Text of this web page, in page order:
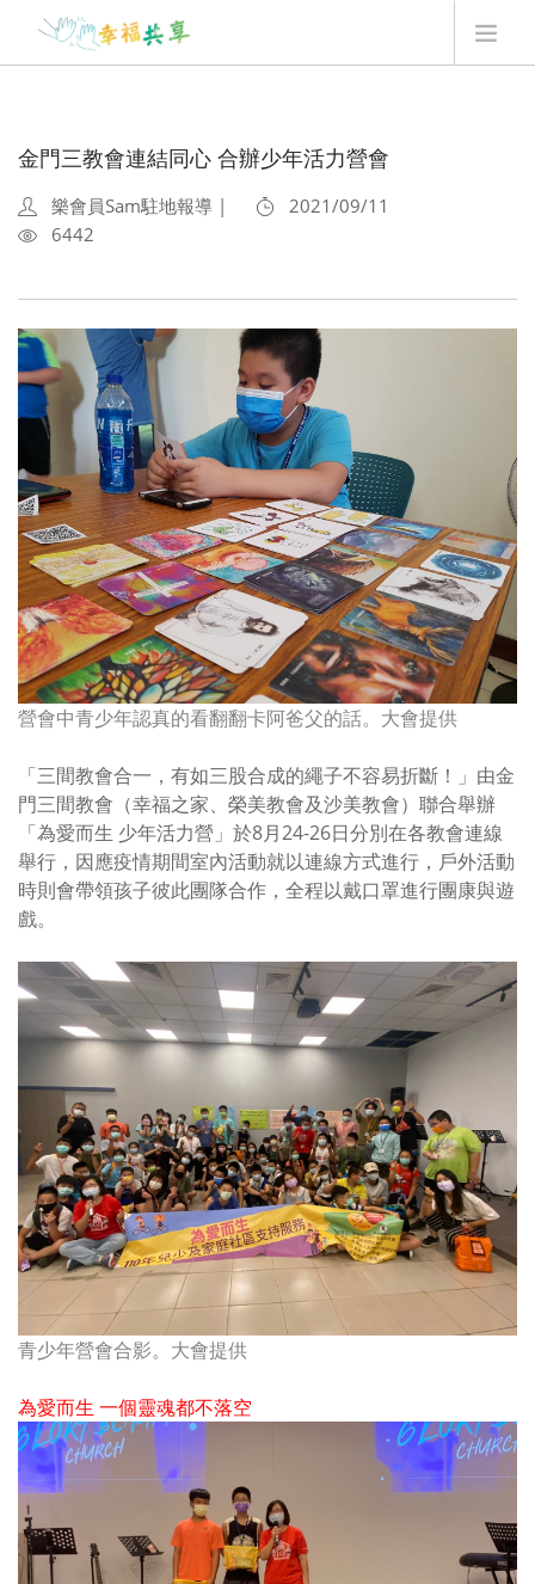
最新消息
我要贊助
Q&A
登入
金門三教會連結同心 合辦少年活力營會
樂會員Sam駐地報導 |
2021/09/11
6442
營會中青少年認真的看翻翻卡阿爸父的話。大會提供
「三間教會合一，有如三股合成的繩子不容易折斷！」由金
門三間教會（幸福之家、榮美教會及沙美教會）聯合舉辦
「為愛而生 少年活力營」於8月24-26日分別在各教會連線
舉行，因應疫情期間室內活動就以連線方式進行，戶外活動
時則會帶領孩子彼此團隊合作，全程以戴口罩進行團康與遊
戲。
青少年營會合影。大會提供
為愛而生 一個靈魂都不落空